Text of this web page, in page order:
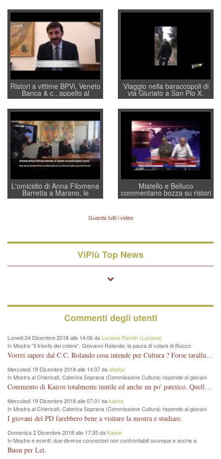
Ristori a vittime BPVi, Veneto
Banca & c., appello al
sottosegretario Alessio
Villarosa: per mettere ordine
convochi con Di Maio CNCU
a supporto della cabina di
regia al Mef
Viaggio nella baraccopoli di
via Giuriato a San Pio X.
Vicenza ai Vicentini: “faremo
un regalo di Natale ai
residenti”
L'omicidio di Anna Filomena
Barretta a Marano, le
indagini dei carabinieri di
quelle di... Barbara D'Urso
Miatello e Belluco
commentano bozza su ristori
BPVi e Veneto Banca
Guarda tutti i video
ViPiù Top News
Commenti degli utenti
Lunedi 24 Dicembre 2018 alle 14:06 da Luciano Parolin (Luciano)
In Mostra "Il trionfo del colore", Giovanni Rolando: la paura di volare di Rucco
Vorrei sapere dal C.C. Rolando cosa intende per Cultura ? Forse tarallucci, vino e sagre, o spaghetti tricolori del PD ? Il continuo (s)parlare della mostra a Palazzo Chiericati caro consigliere DANNEGGIA FORTEMENTE l'immagine della città TUTTA e fa deviare i consensi che in RUSSIA (badi bene ex U.R.S.S.) sono ECCELLENTI. A livello artistico l'evento è di alta Valenza culturale, COMPITO di Tutta la Cittadinanza fare il possibile per propagandare l'iniziativa senza farne UN CASO PARTITICO come fa Lei da sempre. Meno Gazebo + Partecipazione! E così sia. Amen.
Mercoledi 19 Dicembre 2018 alle 14:37 daalesfur
In Mostra al Chiericati, Caterina Soprana (Commissione Cultura) risponde ai giovani
del Pd: "realizzata a costo zero per il Comune"
Commento di Kairos totalmente inutile ed anche un po' patetico. Quella che è completamente mancata è stata la promozione internazionale dell'evento effettuata da chi lo sa fare, l'amministrazione in questo è stata totalmente assente relegando al provincialismo una mostra che meritava ben altre platee ed i risultati sono sotto gli occhi di tutti. Su questo bisogna parlare, il fatto di averla organizzata al Chiericati certo non ha aiutato ma è un aspetto secondario rispetto a quello della promozione. In città con le mostre organizzate da Goldin - che certo ha fatto principalmente i suoi interessi, ma ne ha comunque beneficiato la città in immagine e commercio per il centro - arrivavano giornalmente pullman carichi di turisti. Dove sono i turisti ora?
Mercoledi 19 Dicembre 2018 alle 07:01 dakairos
In Mostra al Chiericati, Caterina Soprana (Commissione Cultura) risponde ai giovani
del Pd: "realizzata a costo zero per il Comune"
I giovani del PD farebbero bene a visitare la mostra e studiare.
Domenica 2 Dicembre 2018 alle 17:35 daKaiser
In Mostre e eventi: due diverse concezioni non confrontabili ovunque e anche a
Vicenza
Buon per Lei.